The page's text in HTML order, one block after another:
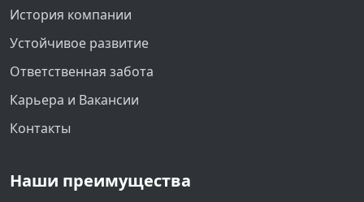
История компании
Устойчивое развитие
Ответственная забота
Карьера и Вакансии
Контакты
Наши преимущества